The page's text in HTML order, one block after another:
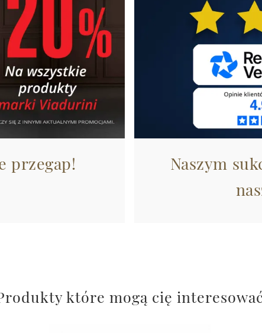
przegap!
Naszym
które mogą cię interesować